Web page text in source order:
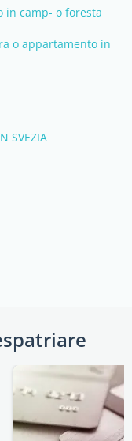
in camp- o foresta
o appartamento in
SVEZIA